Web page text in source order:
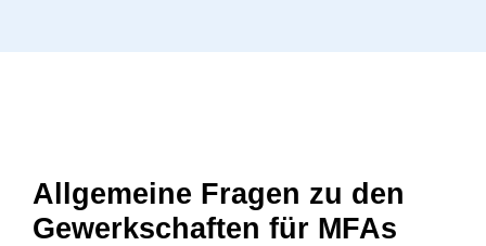
Allgemeine Fragen zu den
Gewerkschaften für MFAs